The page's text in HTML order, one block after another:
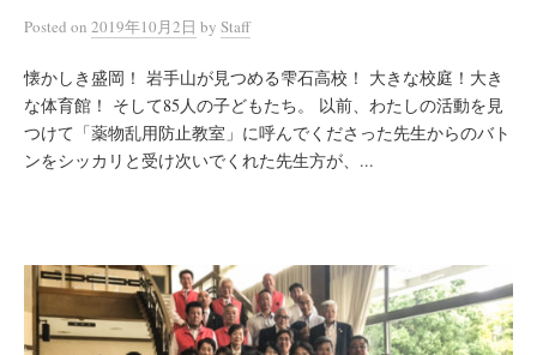
Posted on 2019年10月2日 by Staff
懐かしき盛岡！ 岩手山が見つめる雫石高校！ 大きな校庭！大き
な体育館！ そして85人の子どもたち。 以前、わたしの活動を見
つけて「薬物乱用防止教室」に呼んでくださった先生からのバト
ンをシッカリと受け次いでくれた先生方が、...